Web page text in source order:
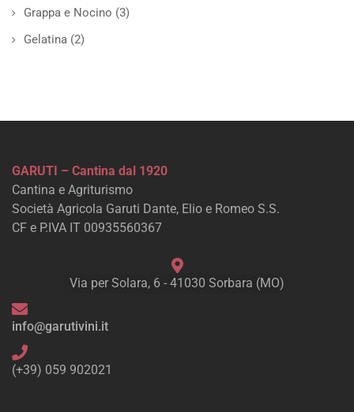
Grappa e Nocino (3)
Gelatina (2)
GARUTI – Cantina dal 1920
Cantina e Agriturismo
Società Agricola Garuti Dante, Elio e Romeo S.S.
CF e P.IVA IT 00935560367
Via per Solara, 6 - 41030 Sorbara (MO)
info@garutivini.it
(+39) 059 902021